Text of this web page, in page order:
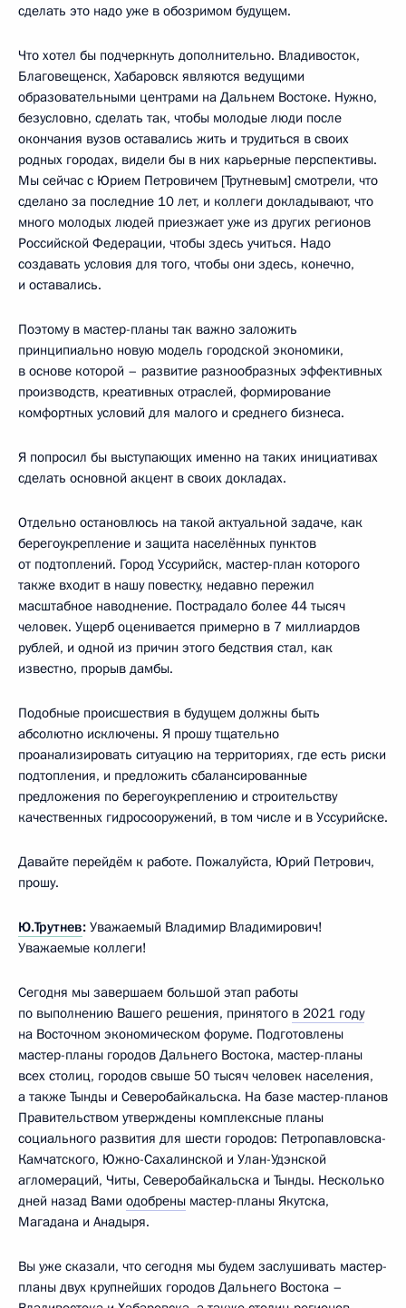
сделать это надо уже в обозримом будущем.
Что хотел бы подчеркнуть дополнительно. Владивосток,
Благовещенск, Хабаровск являются ведущими
образовательными центрами на Дальнем Востоке. Нужно,
безусловно, сделать так, чтобы молодые люди после
окончания вузов оставались жить и трудиться в своих
родных городах, видели бы в них карьерные перспективы.
Мы сейчас с Юрием Петровичем [Трутневым] смотрели, что
сделано за последние 10 лет, и коллеги докладывают, что
много молодых людей приезжает уже из других регионов
Российской Федерации, чтобы здесь учиться. Надо
создавать условия для того, чтобы они здесь, конечно,
и оставались.
Поэтому в мастер-планы так важно заложить
принципиально новую модель городской экономики,
в основе которой – развитие разнообразных эффективных
производств, креативных отраслей, формирование
комфортных условий для малого и среднего бизнеса.
Я попросил бы выступающих именно на таких инициативах
сделать основной акцент в своих докладах.
Отдельно остановлюсь на такой актуальной задаче, как
берегоукрепление и защита населённых пунктов
от подтоплений. Город Уссурийск, мастер-план которого
также входит в нашу повестку, недавно пережил
масштабное наводнение. Пострадало более 44 тысяч
человек. Ущерб оценивается примерно в 7 миллиардов
рублей, и одной из причин этого бедствия стал, как
известно, прорыв дамбы.
Подобные происшествия в будущем должны быть
абсолютно исключены. Я прошу тщательно
проанализировать ситуацию на территориях, где есть риски
подтопления, и предложить сбалансированные
предложения по берегоукреплению и строительству
качественных гидросооружений, в том числе и в Уссурийске.
Давайте перейдём к работе. Пожалуйста, Юрий Петрович,
прошу.
Ю.Трутнев: Уважаемый Владимир Владимирович!
Уважаемые коллеги!
Сегодня мы завершаем большой этап работы
по выполнению Вашего решения, принятого в 2021 году
на Восточном экономическом форуме. Подготовлены
мастер-планы городов Дальнего Востока, мастер-планы
всех столиц, городов свыше 50 тысяч человек населения,
а также Тынды и Северобайкальска. На базе мастер-планов
Правительством утверждены комплексные планы
социального развития для шести городов: Петропавловска-
Камчатского, Южно-Сахалинской и Улан-Удэнской
агломераций, Читы, Северобайкальска и Тынды. Несколько
дней назад Вами одобрены мастер-планы Якутска,
Магадана и Анадыря.
Вы уже сказали, что сегодня мы будем заслушивать мастер-
планы двух крупнейших городов Дальнего Востока –